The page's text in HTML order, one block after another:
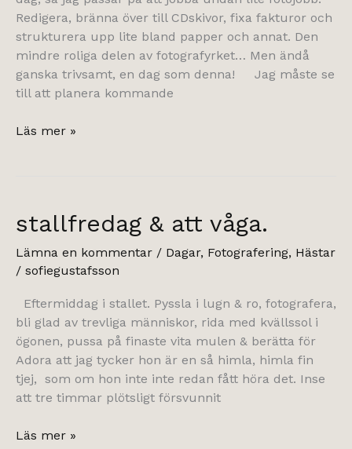
Redigera, bränna över till CDskivor, fixa fakturor och
strukturera upp lite bland papper och annat. Den
mindre roliga delen av fotografyrket… Men ändå
ganska trivsamt, en dag som denna! Jag måste se
till att planera kommande
torsdag.
Läs mer »
stallfredag & att våga.
Lämna en kommentar / Dagar, Fotografering, Hästar
/ sofiegustafsson
Eftermiddag i stallet. Pyssla i lugn & ro, fotografera,
bli glad av trevliga människor, rida med kvällssol i
ögonen, pussa på finaste vita mulen & berätta för
Adora att jag tycker hon är en så himla, himla fin
tjej, som om hon inte inte redan fått höra det. Inse
att tre timmar plötsligt försvunnit
stallfredag
Läs mer »